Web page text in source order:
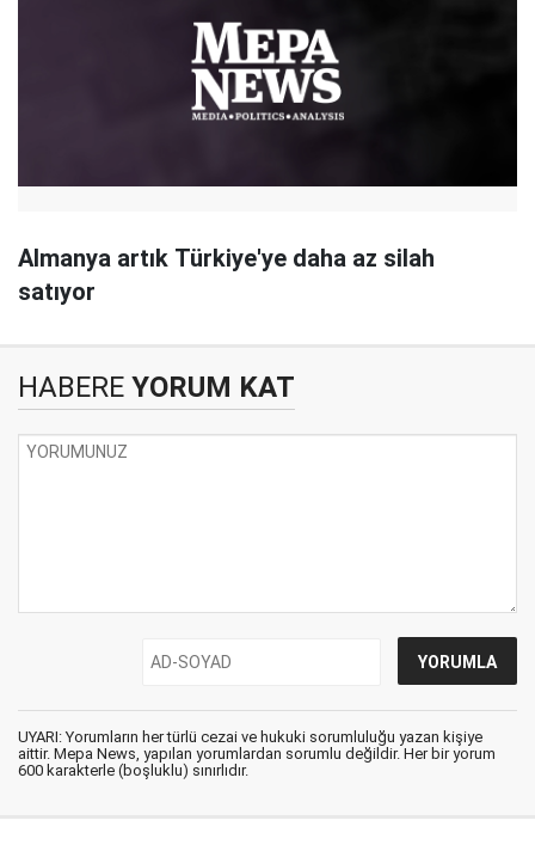
Almanya artık Türkiye'ye daha az silah
satıyor
HABERE YORUM KAT
UYARI: Yorumların her türlü cezai ve hukuki sorumluluğu yazan kişiye
aittir. Mepa News, yapılan yorumlardan sorumlu değildir. Her bir yorum
600 karakterle (boşluklu) sınırlıdır.